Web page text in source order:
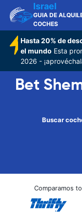
Israel
GUIA DE
COCHES
Hasta 20% de
el mundo Esta
2026 -
Bet
Buscar
Comparamos